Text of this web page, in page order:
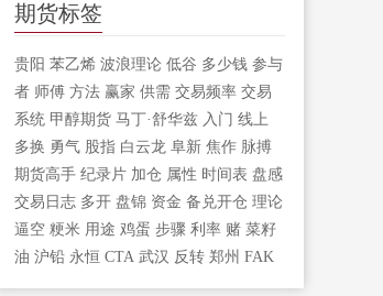
期货标签
贵阳 苯乙烯 波浪理论 低谷 多少钱 参与
者 师傅 方法 赢家 供需 交易频率 交易
系统 甲醇期货 马丁·舒华兹 入门 线上
多换 勇气 股指 白云龙 阜新 焦作 脉搏
期货高手 纪录片 加仓 属性 时间表 盘感
交易日志 多开 盘锦 资金 备兑开仓 理论
逼空 粳米 用途 鸡蛋 步骤 利率 赌 菜籽
油 沪铅 永恒 CTA 武汉 反转 郑州 FAK